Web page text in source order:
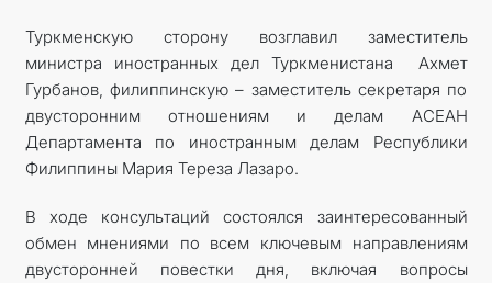
Туркменскую сторону возглавил заместитель
министра иностранных дел Туркменистана Ахмет
Гурбанов, филиппинскую – заместитель секретаря по
двусторонним отношениям и делам АСЕАН
Департамента по иностранным делам Республики
Филиппины Мария Тереза Лазаро.
В ходе консультаций состоялся заинтересованный
обмен мнениями по всем ключевым направлениям
двусторонней повестки дня, включая вопросы